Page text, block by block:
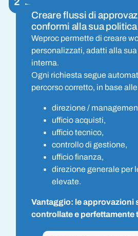
Creare flussi di
conformi alla sua politica
Weproc permette di creare
personalizzati, adatti alla
interna.
Ogni richiesta segue
percorso corretto, in base
direzione /
ufficio acquisti,
ufficio tecnico,
controllo di gestione,
ufficio finanza,
direzione generale per
elevate.
Vantaggio: le approvazioni
controllate e perfettamente